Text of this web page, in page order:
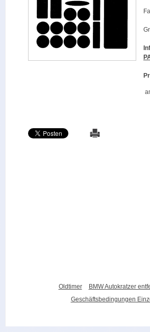
Oldtimer BMW Autokratzer
Geschäftsbedingungen